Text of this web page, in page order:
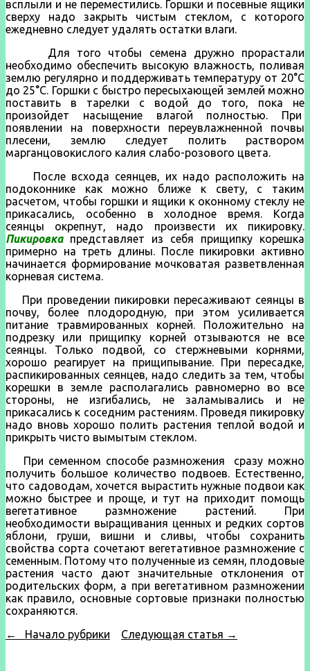
всплыли и не переместились. Горшки и посевные ящики
сверху надо закрыть чистым стеклом, с которого
ежедневно следует удалять остатки влаги.
Для того чтобы семена дружно прорастали
необходимо обеспечить высокую влажность, поливая
землю регулярно и поддерживать температуру от 20°С
до 25°С. Горшки с быстро пересыхающей землей можно
поставить в тарелки с водой до того, пока не
произойдет насыщение влагой полностью. При
появлении на поверхности переувлажненной почвы
плесени, землю следует полить раствором
марганцовокислого калия слабо-розового цвета.
После всхода сеянцев, их надо расположить на
подоконнике как можно ближе к свету, с таким
расчетом, чтобы горшки и ящики к оконному стеклу не
прикасались, особенно в холодное время. Когда
сеянцы окрепнут, надо произвести их пикировку.
Пикировкапредставляет из себя прищипку корешка
примерно на треть длины. После пикировки активно
начинается формирование мочковатая разветвленная
корневая система.
При проведении пикировки пересаживают сеянцы в
почву, более плодородную, при этом усиливается
питание травмированных корней. Положительно на
подрезку или прищипку корней отзываются не все
сеянцы. Только подвой, со стержневыми корнями,
хорошо реагирует на прищипывание. При пересадке,
распикированных сеянцев, надо следить за тем, чтобы
корешки в земле располагались равномерно во все
стороны, не изгибались, не заламывались и не
прикасались к соседним растениям. Проведя пикировку
надо вновь хорошо полить растения теплой водой и
прикрыть чисто вымытым стеклом.
При семенном способе размножения сразу можно
получить большое количество подвоев. Естественно,
что садоводам, хочется вырастить нужные подвои как
можно быстрее и проще, и тут на приходит помощь
вегетативное размножение растений. При
необходимости выращивания ценных и редких сортов
яблони, груши, вишни и сливы, чтобы сохранить
свойства сорта сочетают вегетативное размножение с
семенным. Потому что полученные из семян, плодовые
растения часто дают значительные отклонения от
родительских форм, а при вегетативном размножении
как правило, основные сортовые признаки полностью
сохраняются.
← Начало рубрики
Следующая статья →